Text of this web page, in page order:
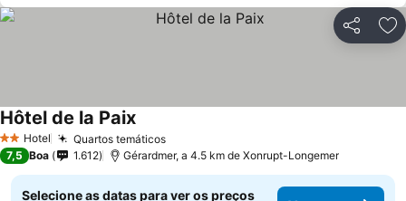
Partilhar
2 Estrelas
Hotel Quartos temáticosVer preços
Hôtel de la PaixVer preços
7,5 Boa 1.612 Gérardmer, a 4.5 km de Xonrupt-Longemer
Selecione as datas para ver os preços